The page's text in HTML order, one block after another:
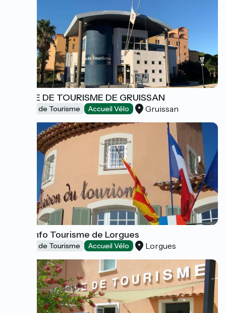
OFFICE DE TOURISME DE GRUISSAN
Offices de Tourisme Accueil Vélo Gruissan
Point Info Tourisme de Lorgues
Offices de Tourisme Accueil Vélo Lorgues